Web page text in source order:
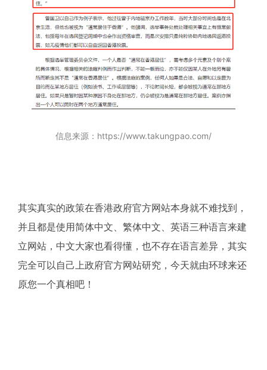
信息来源：https://www.takungpao.com/
其实真实的政策在香港政府官方网站本身就不难找到，
并且都是使用简体中文、繁体中文、英语三种语言来建
立网站，中文大家也看得懂，也不存在语言差异，其实
完全可以自己上政府官方网站研究，今天就由环球来还
原您一个真相吧！